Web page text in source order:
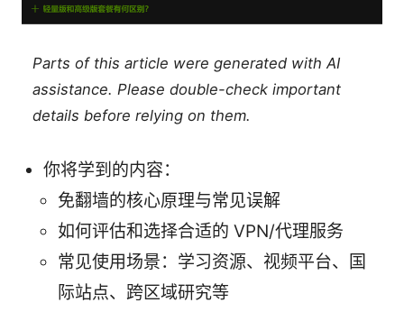
Parts of this article were generated with AI
assistance. Please double-check important
details before relying on them.
你将学到的内容：
免翻墙的核心原理与常见误解
如何评估和选择合适的 VPN/代理服务
常见使用场景：学习资源、视频平台、国
际站点、跨区域研究等